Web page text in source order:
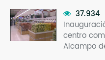
37.934
centro
Alcampo